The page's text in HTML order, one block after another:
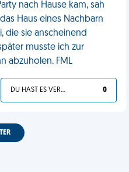
nach Hause kam, sah
Haus eines Nachbarn
die sie anscheinend
musste ich zur
abzuholen. FML
DU HAST ES VERDIENT 0